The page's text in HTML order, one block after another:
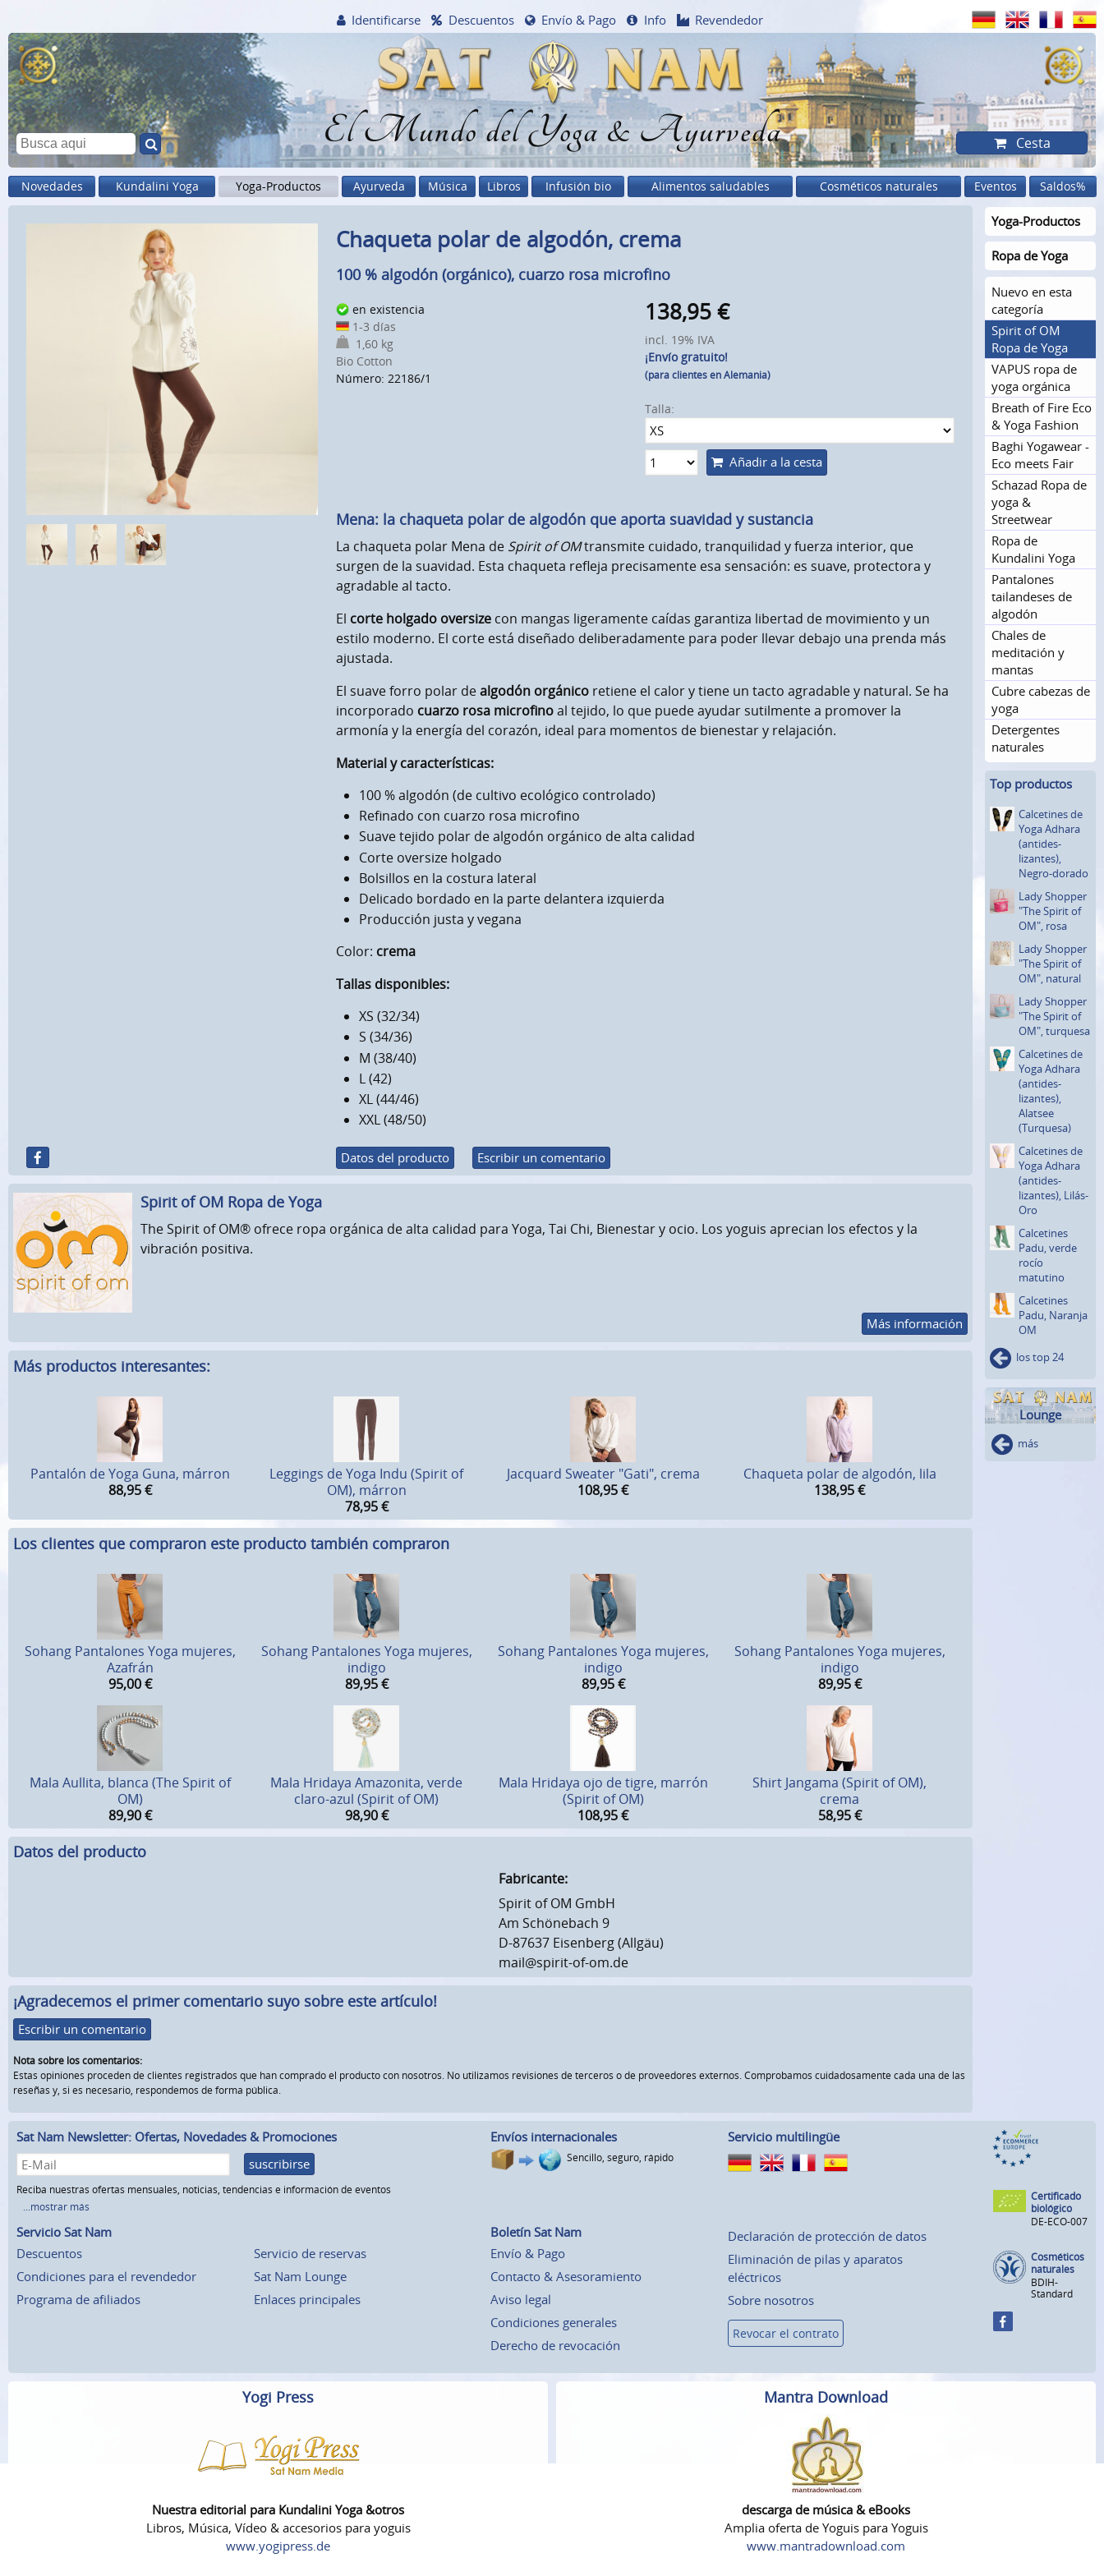
El Mundo del Yoga & Ayurveda
Identificarse Descuentos Envío & Pago Info Revendedor
Cesta
Novedades Kundalini Yoga Yoga-Productos Ayurveda Música Libros Infusión bio Alimentos saludables Cosméticos naturales Eventos Saldos%
Chaqueta polar de algodón, crema
100 % algodón (orgánico), cuarzo rosa microfino
en existencia
1-3 días
1,60 kg
Bio Cotton
Número: 22186/1
138,95€
incl. 19% IVA
¡Envío gratuito!
(para clientes en Alemania)
Talla:
Añadir a la cesta
Mena: la chaqueta polar de algodón que aporta suavidad y sustancia
La chaqueta polar Mena de Spirit of OMtransmite cuidado, tranquilidad y fuerza interior, que
surgen de la suavidad. Esta chaqueta refleja precisamente esa sensación: es suave, protectora y
agradable al tacto.
El corte holgado oversizecon mangas ligeramente caídas garantiza libertad de movimiento y un
estilo moderno. El corte está diseñado deliberadamente para poder llevar debajo una prenda más
ajustada.
El suave forro polar dealgodón orgánicoretiene el calor y tiene un tacto agradable y natural. Se ha
incorporado cuarzo rosa microfinoal tejido, lo que puede ayudar sutilmente a promover la
armonía y la energía del corazón, ideal para momentos de bienestar y relajación.
Material y características:
100 % algodón (de cultivo ecológico controlado)
Refinado con cuarzo rosa microfino
Suave tejido polar de algodón orgánico de alta calidad
Corte oversize holgado
Bolsillos en la costura lateral
Delicado bordado en la parte delantera izquierda
Producción justa y vegana
Color: crema
Tallas disponibles:
XS (32/34)
S (34/36)
M (38/40)
L (42)
XL (44/46)
XXL (48/50)
Datos del producto Escribir un comentario
Spirit of OM Ropa de Yoga
The Spirit of OM® ofrece ropa orgánica de alta calidad para Yoga, Tai Chi, Bienestar y ocio. Los yoguis aprecian los efectos y la
vibración positiva.
Más información
Más productos interesantes:
Pantalón de Yoga Guna, márron
88,95 €
Leggings de Yoga Indu (Spirit of
OM), márron
78,95 €
Jacquard Sweater "Gati", crema
108,95€
Chaqueta polar de algodón, lila
138,95€
Los clientes que compraron este producto también compraron
Sohang Pantalones Yoga mujeres,
Azafrán
95,00 €
Sohang Pantalones Yoga mujeres,
indigo
89,95 €
Sohang Pantalones Yoga mujeres,
indigo
89,95 €
Sohang Pantalones Yoga mujeres,
indigo
89,95 €
Mala Aullita, blanca (The Spirit of
OM)
89,90 €
Mala Hridaya Amazonita, verde
claro-azul (Spirit of OM)
98,90 €
Mala Hridaya ojo de tigre, marrón
(Spirit of OM)
108,95€
Shirt Jangama (Spirit of OM),
crema
58,95 €
Datos del producto
Fabricante:
Spirit of OM GmbH
Am Schönebach 9
D-87637 Eisenberg (Allgäu)
mail@spirit-of-om.de
¡Agradecemos el primer comentario suyo sobre este artículo!
Escribir un comentario
Nota sobre los comentarios:
Estas opiniones proceden de clientes registrados que han comprado el producto con nosotros. No utilizamos revisiones de terceros o de proveedores externos. Comprobamos cuidadosamente cada una de las
reseñas y, si es necesario, respondemos de forma pública.
Yoga-Productos
Ropa de Yoga
Nuevo en esta
categoría
Spirit of OM
Ropa de Yoga
VAPUS ropa de
yoga orgánica
Breath of Fire Eco
& Yoga Fashion
Baghi Yogawear -
Eco meets Fair
Schazad Ropa de
yoga &
Streetwear
Ropa de
Kundalini Yoga
Pantalones
tailandeses de
algodón
Chales de
meditación y
mantas
Cubre cabezas de
yoga
Detergentes
naturales
Top productos
Calcetines de
Yoga Adhara
(antides­
lizantes)­,
Negro-dorado
Lady Shopper
"The Spirit of
OM", rosa
Lady Shopper
"The Spirit of
OM", natural
Lady Shopper
"The Spirit of
OM", turquesa
Calcetines de
Yoga Adhara
(antides­
lizantes)­,
Alatsee
(Turquesa)
Calcetines de
Yoga Adhara
(antides­
lizantes)­, Lilás-
Oro
Calcetines
Padu, verde
rocío
matutino
Calcetines
Padu, Naranja
OM
los top 24
Lounge
más
Sat Nam Newsletter: Ofertas, Novedades & Promociones
suscribirse
Reciba nuestras ofertas mensuales, noticias, tendencias e información de eventos
...mostrar más
Envíos internacionales
Sencillo, seguro, rápido
Servicio multilingüe
Servicio Sat Nam
Descuentos
Condiciones para el revendedor
Programa de afiliados
Servicio de reservas
Sat Nam Lounge
Enlaces principales
Boletín Sat Nam
Envío & Pago
Contacto & Asesoramiento
Aviso legal
Condiciones generales
Derecho de revocación
Declaración de protección de datos
Eliminación de pilas y aparatos
eléctricos
Sobre nosotros
Revocar el contrato
Certificado
biológico
DE-ECO-007
Cosméticos
naturales
BDIH-
Standard
Yogi Press
Nuestra editorial para Kundalini Yoga &otros
Libros, Música, Vídeo & accesorios para yoguis
www.yogipress.de
Mantra Download
descarga de música & eBooks
Amplia oferta de Yoguis para Yoguis
www.mantradownload.com